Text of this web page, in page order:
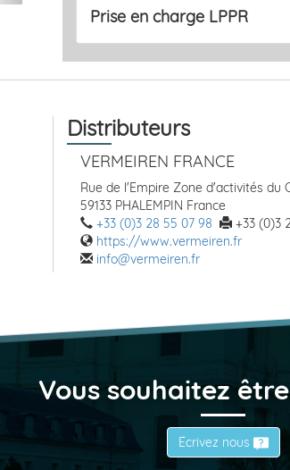
Prise en charge LPPR
Distributeurs
VERMEIREN FRANCE
Rue de l'Empire Zone d'activités du
59133 PHALEMPIN France
+33 (0)3 28 55 07 98
+33 (0)3
https://www.vermeiren.fr
info@vermeiren.fr
Vous souhaitez
Écrivez nous